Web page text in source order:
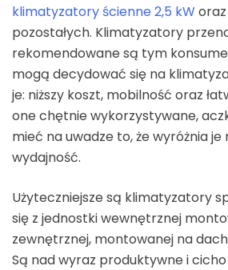
klimatyzatory ścienne 2,5 kW
pozostałych. Klimatyzatory
rekomendowane są tym
mogą decydować się na
je: niższy koszt, mobilność oraz
one chętnie wykorzystywane,
mieć na uwadze to, że wyróżnia je
wydajność.
Użyteczniejsze są klimatyzatory
się z jednostki wewnętrznej
zewnętrznej, montowanej na
Są nad wyraz produktywne i cicho